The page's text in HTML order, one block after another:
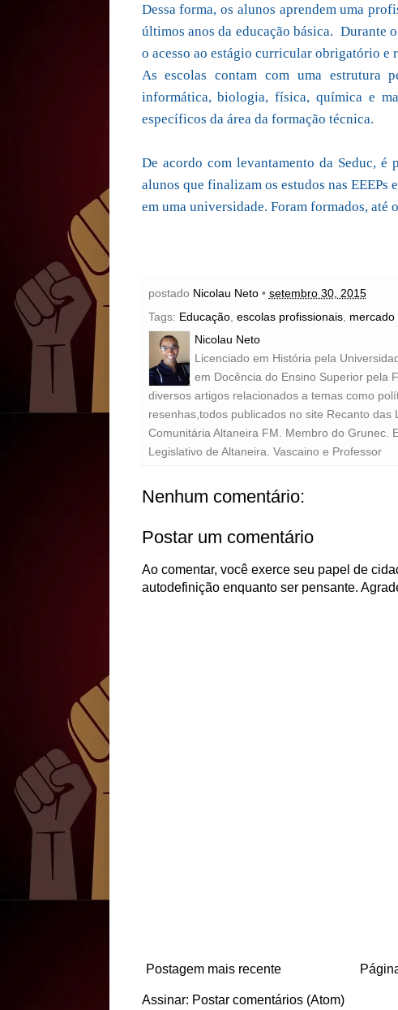
Dessa forma, os alunos aprendem uma
últimos anos da educação básica. Durante
o acesso ao estágio curricular obrigatório e
As escolas contam com uma estrutura
informática, biologia, física, química e
específicos da área da formação técnica.
De acordo com levantamento da Seduc,
alunos que finalizam os estudos nas
em uma universidade. Foram formados, até
postado Nicolau Neto • setembro 30, 2015
Tags: Educação, escolas profissionais, mercado
Nicolau Neto
Licenciado em História pela
em Docência do Ensino Superior pela
diversos artigos relacionados a temas como
resenhas,todos publicados no site Recanto
Comunitária Altaneira FM. Membro do Grunec.
Legislativo de Altaneira. Vascaino e Professor
Nenhum comentário:
Postar um comentário
Ao comentar, você exerce seu papel de
autodefinição enquanto ser pensante.
Postagem mais recente
Assinar: Postar comentários (Atom)